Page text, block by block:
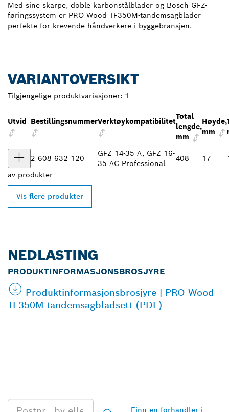
Med sine skarpe, doble karbonstålblader og Bosch GFZ-
føringssystem er PRO Wood TF350M-tandemsagblader
perfekte for krevende håndverkere i byggebransjen.
VARIANTOVERSIKT
Tilgjengelige produktvariasjoner: 1
Utvid BestillingsnummerVerktøykompatibilitet
Total
lengde,
mm
Høyde,
mm
2 608 632 120
GFZ 14-35 A, GFZ 16-
35 AC Professional
408 17
av produkter
Vis flere produkter
NEDLASTING
PRODUKTINFORMASJONSBROSJYRE
Produktinformasjonsbrosjyre | PRO Wood
TF350M tandemsagbladsett (PDF)
Finn en forhandler i